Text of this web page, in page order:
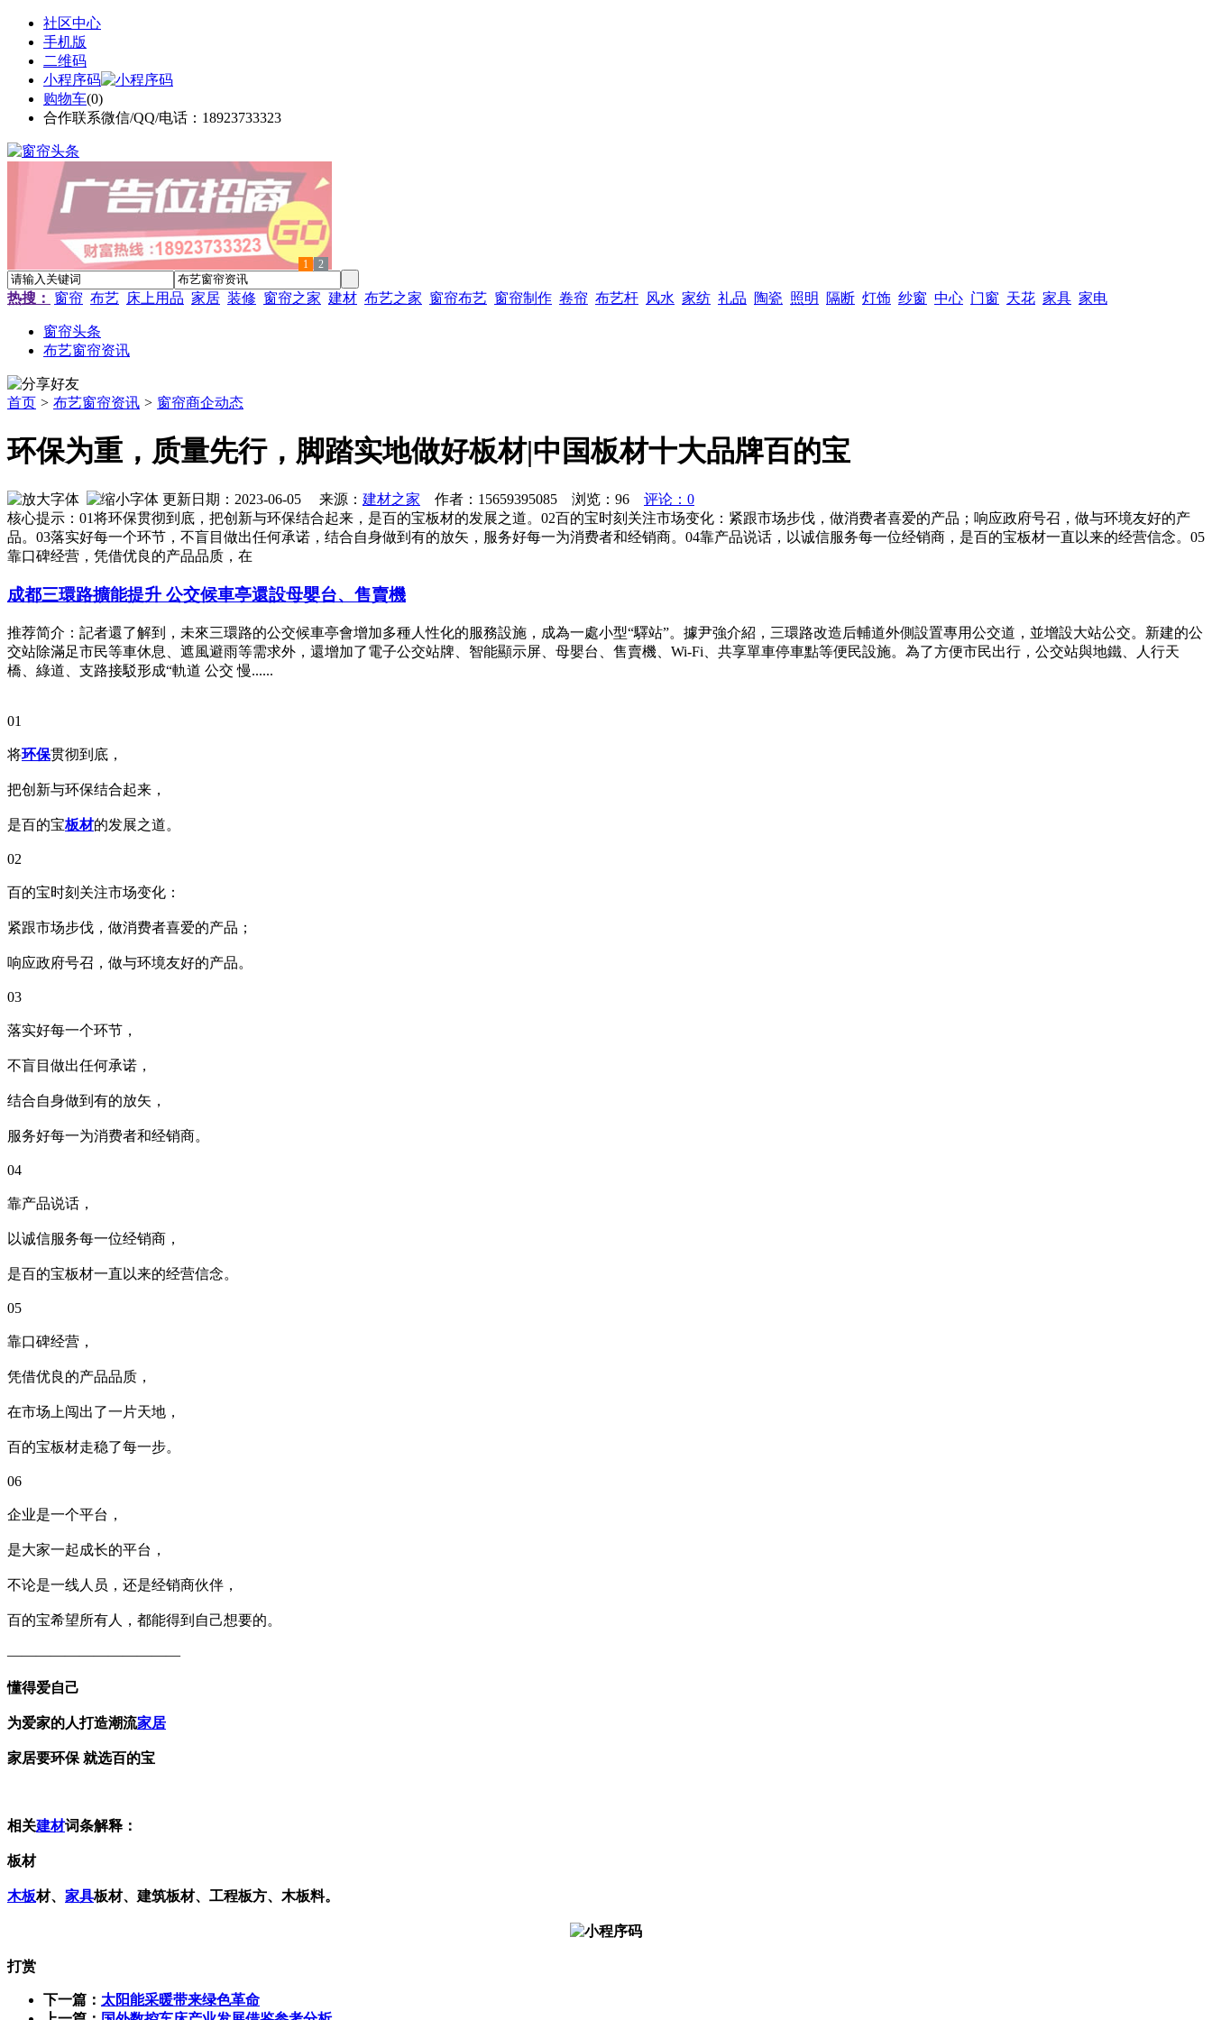
社区中心
手机版
二维码
小程序码
购物车(0)
合作联系微信/QQ/电话：18923733323
1 2
热搜： 窗帘 布艺 床上用品 家居 装修 窗帘之家 建材 布艺之家 窗帘布艺 窗帘制作 卷帘 布艺杆 风水 家纺 礼品 陶瓷 照明 隔断 灯饰 纱窗 中心 门窗 天花 家具 家电
窗帘头条
布艺窗帘资讯
首页 > 布艺窗帘资讯 > 窗帘商企动态
环保为重，质量先行，脚踏实地做好板材|中国板材十大品牌百的宝
更新日期：2023-06-05 来源： 建材之家 作者：15659395085 浏览： 96
评论：0
核心提示：01将环保贯彻到底，把创新与环保结合起来，是百的宝板材的发展之道。02百的宝时刻关注市场变化：紧跟市场步伐，做消费者喜爱的产品；响应政府号召，做与环境友好的产
品。03落实好每一个环节，不盲目做出任何承诺，结合自身做到有的放矢，服务好每一为消费者和经销商。04靠产品说话，以诚信服务每一位经销商，是百的宝板材一直以来的经营信念。05
靠口碑经营，凭借优良的产品品质，在
成都三環路擴能提升 公交候車亭還設母嬰台、售賣機
推荐简介：記者還了解到，未來三環路的公交候車亭會增加多種人性化的服務設施，成為一處小型“驛站”。據尹強介紹，三環路改造后輔道外側設置專用公交道，並增設大站公交。新建的公
交站除滿足市民等車休息、遮風避雨等需求外，還增加了電子公交站牌、智能顯示屏、母嬰台、售賣機、Wi-Fi、共享單車停車點等便民設施。為了方便市民出行，公交站與地鐵、人行天
橋、綠道、支路接駁形成“軌道 公交 慢......
01
将环保贯彻到底，
把创新与环保结合起来，
是百的宝板材的发展之道。
02
百的宝时刻关注市场变化：
紧跟市场步伐，做消费者喜爱的产品；
响应政府号召，做与环境友好的产品。
03
落实好每一个环节，
不盲目做出任何承诺，
结合自身做到有的放矢，
服务好每一为消费者和经销商。
04
靠产品说话，
以诚信服务每一位经销商，
是百的宝板材一直以来的经营信念。
05
靠口碑经营，
凭借优良的产品品质，
在市场上闯出了一片天地，
百的宝板材走稳了每一步。
06
企业是一个平台，
是大家一起成长的平台，
不论是一线人员，还是经销商伙伴，
百的宝希望所有人，都能得到自己想要的。
————————————
懂得爱自己
为爱家的人打造潮流家居
家居要环保 就选百的宝
相关建材词条解释：
板材
木板材、 家具板材、建筑板材、工程板方、木板料。
打赏
下一篇： 太阳能采暖带来绿色革命